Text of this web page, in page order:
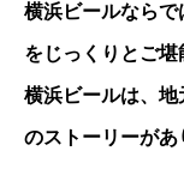
横浜ビールなら
をじっくりとご堪
横浜ビールは、地
のストーリーがあ